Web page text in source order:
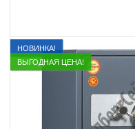
НОВИНКА!
ВЫГОДНАЯ ЦЕНА!